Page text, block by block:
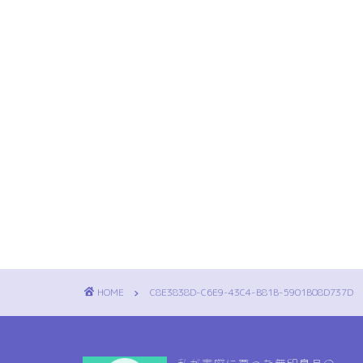
HOME C8E3838D-C6E9-43C4-B81B-5901B08D737D